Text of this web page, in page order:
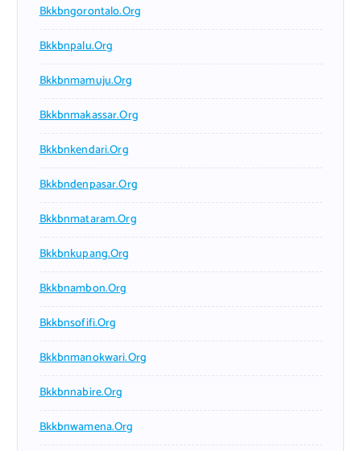
Bkkbngorontalo.org
Bkkbnpalu.org
Bkkbnmamuju.org
Bkkbnmakassar.org
Bkkbnkendari.org
Bkkbndenpasar.org
Bkkbnmataram.org
Bkkbnkupang.org
Bkkbnambon.org
Bkkbnsofifi.org
Bkkbnmanokwari.org
Bkkbnnabire.org
Bkkbnwamena.org